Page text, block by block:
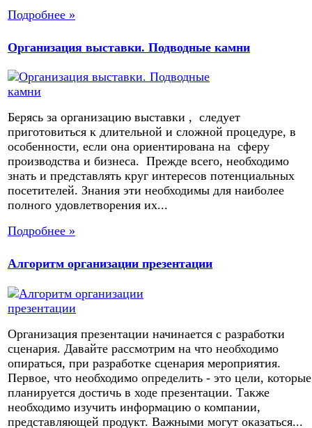
Подробнее »
Организация выставки. Подводные камни
Берясь за организацию выставки , следует
приготовиться к длительной и сложной процедуре, в
особенности, если она ориентирована на сферу
производства и бизнеса. Прежде всего, необходимо
знать и представлять круг интересов потенциальных
посетителей. Знания эти необходимы для наиболее
полного удовлетворения их...
Подробнее »
Алгоритм организации презентации
Организация презентации начинается с разработки
сценария. Давайте рассмотрим на что необходимо
опираться, при разработке сценария мероприятия.
Первое, что необходимо определить - это цели, которые
планируется достичь в ходе презентации. Также
необходимо изучить информацию о компании,
представляющей продукт. Важными могут оказаться...